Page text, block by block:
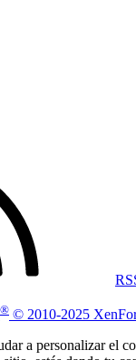
® © 2010-2025
a personalizar el